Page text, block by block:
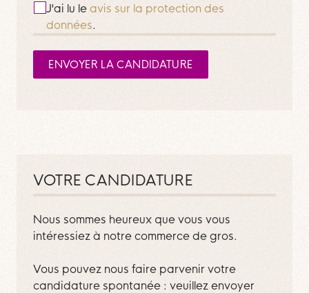
J'ai lu le avis sur la protection des
données.
ENVOYER LA CANDIDATURE
VOTRE CANDIDATURE
Nous sommes heureux que vous vous
intéressiez à notre commerce de gros.
Vous pouvez nous faire parvenir votre
candidature spontanée : veuillez envoyer